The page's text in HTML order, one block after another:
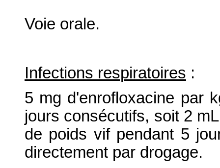
Voie orale.
Infections respiratoires :
5 mg d'enrofloxacine par
jours consécutifs, soit 2
de poids vif pendant 5
directement par drogage.